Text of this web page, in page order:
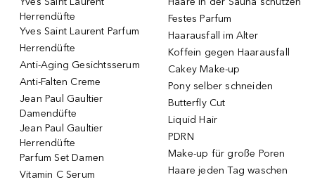
Herrendüfte
Yves Saint Laurent Parfum
Herrendüfte
Anti-Aging Gesichtsserum
Anti-Falten Creme
Jean Paul Gaultier
Damendüfte
Jean Paul Gaultier
Herrendüfte
Parfum Set Damen
Vitamin C Serum
Festes Parfum
Haarausfall im Alter
Koffein gegen Haarausfall
Cakey Make-up
Pony selber schneiden
Butterfly Cut
Liquid Hair
PDRN
Make-up für große Poren
Haare jeden Tag waschen